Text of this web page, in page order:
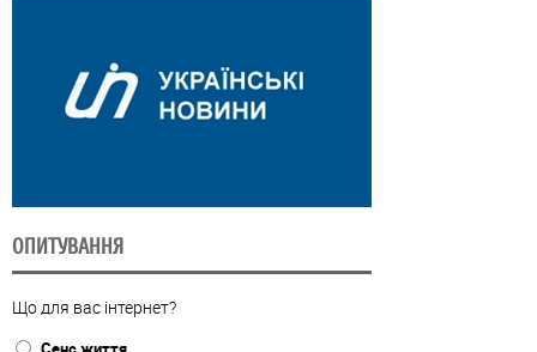
ОПИТУВАННЯ
Що для вас інтернет?